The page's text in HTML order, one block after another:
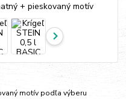
motív podľa výberu